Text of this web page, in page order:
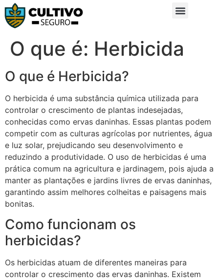
O que é: Herbicida
O que é Herbicida?
O herbicida é uma substância química utilizada para
controlar o crescimento de plantas indesejadas,
conhecidas como ervas daninhas. Essas plantas podem
competir com as culturas agrícolas por nutrientes, água
e luz solar, prejudicando seu desenvolvimento e
reduzindo a produtividade. O uso de herbicidas é uma
prática comum na agricultura e jardinagem, pois ajuda a
manter as plantações e jardins livres de ervas daninhas,
garantindo assim melhores colheitas e paisagens mais
bonitas.
Como funcionam os
herbicidas?
Os herbicidas atuam de diferentes maneiras para
controlar o crescimento das ervas daninhas. Existem